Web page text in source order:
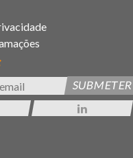
SUBMETER